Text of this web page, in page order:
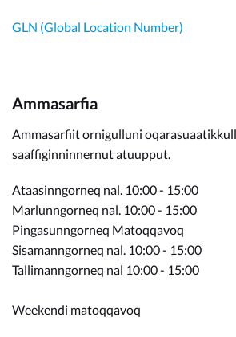
GLN (Global Location Number)
Ammasarfia
Ammasarfiit ornigulluni
saaffiginninnernut atuupput.
Ataasinngorneq nal. 10:00 - 15:00
Marlunngorneq nal. 10:00 - 15:00
Pingasunngorneq Matoqqavoq
Sisamanngorneq nal. 10:00 - 15:00
Tallimanngorneq nal 10:00 - 15:00
Weekendi matoqqavoq